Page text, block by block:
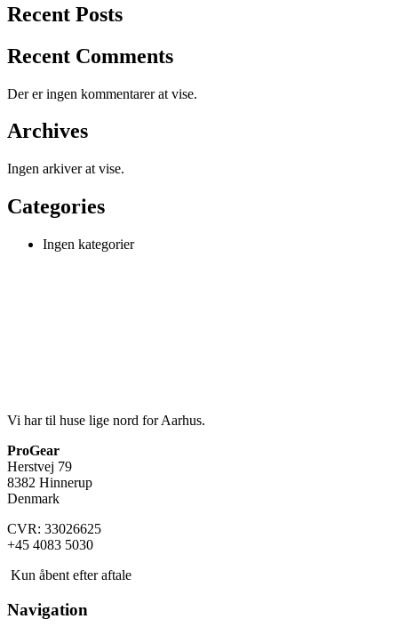
Recent Posts
Recent Comments
Der er ingen kommentarer at vise.
Archives
Ingen arkiver at vise.
Categories
Ingen kategorier
Vi har til huse lige nord for Aarhus.
ProGear
Herstvej 79
8382 Hinnerup
Denmark
CVR: 33026625
+45 4083 5030
Kun åbent efter aftale
Navigation